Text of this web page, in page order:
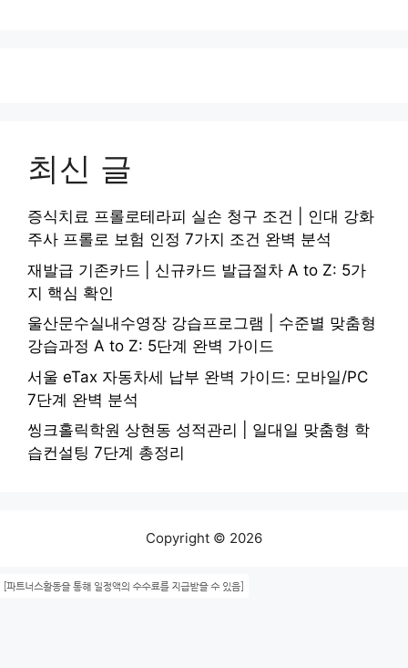
최신 글
증식치료 프롤로테라피 실손 청구 조건 | 인대 강화
주사 프롤로 보험 인정 7가지 조건 완벽 분석
재발급 기존카드 | 신규카드 발급절차 A to Z: 5가
지 핵심 확인
울산문수실내수영장 강습프로그램 | 수준별 맞춤형
강습과정 A to Z: 5단계 완벽 가이드
서울 eTax 자동차세 납부 완벽 가이드: 모바일/PC
7단계 완벽 분석
씽크홀릭학원 상현동 성적관리 | 일대일 맞춤형 학
습컨설팅 7단계 총정리
Copyright © 2026